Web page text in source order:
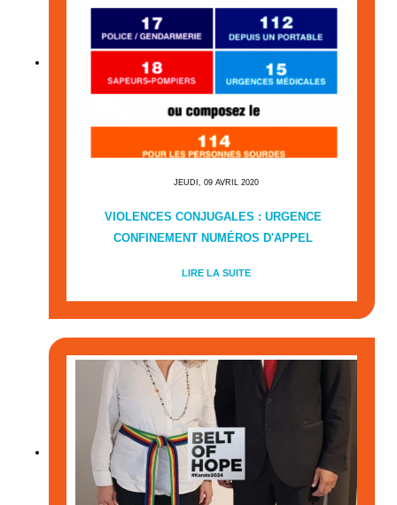
JEUDI, 09 AVRIL 2020
VIOLENCES CONJUGALES : URGENCE
CONFINEMENT NUMÉROS D'APPEL
LIRE LA SUITE